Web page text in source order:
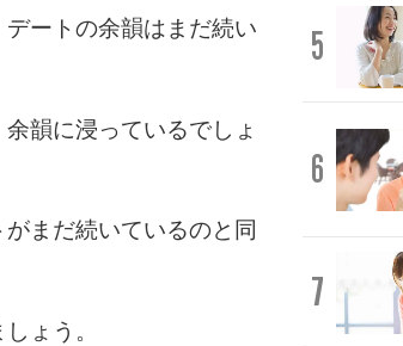
ートの余韻はまだ続い
韻に浸っているでしょ
まだ続いているのと同
ょう。
5
6
7